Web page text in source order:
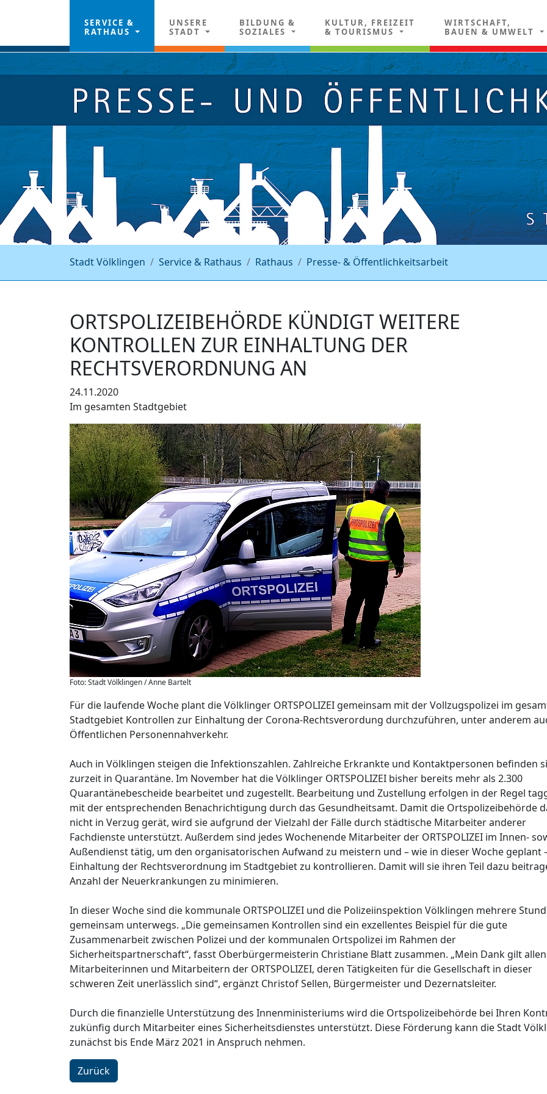
SERVICE &
RATHAUS
UNSERE
STADT
BILDUNG &
SOZIALES
KULTUR, FREIZEIT
& TOURISMUS
WIRTSCHAFT,
BAUEN & UMWELT
Stadt Völklingen Service & Rathaus Rathaus Presse- & Öffentlichkeitsarbeit
ORTSPOLIZEIBEHÖRDE KÜNDIGT WEITERE
KONTROLLEN ZUR EINHALTUNG DER
RECHTSVERORDNUNG AN
24.11.2020
Im gesamten Stadtgebiet
Foto: Stadt Völklingen / Anne Bartelt
Für die laufende Woche plant die Völklinger ORTSPOLIZEI gemeinsam mit der Vollzugspolizei im
Stadtgebiet Kontrollen zur Einhaltung der Corona-Rechtsverordung durchzuführen, unter anderem
Öffentlichen Personennahverkehr.
Auch in Völklingen steigen die Infektionszahlen. Zahlreiche Erkrankte und Kontaktpersonen befinden
zurzeit in Quarantäne. Im November hat die Völklinger ORTSPOLIZEI bisher bereits mehr als 2.300
Quarantänebescheide bearbeitet und zugestellt. Bearbeitung und Zustellung erfolgen in der Regel
mit der entsprechenden Benachrichtigung durch das Gesundheitsamt. Damit die Ortspolizeibehörde
nicht in Verzug gerät, wird sie aufgrund der Vielzahl der Fälle durch städtische Mitarbeiter anderer
Fachdienste unterstützt. Außerdem sind jedes Wochenende Mitarbeiter der ORTSPOLIZEI im Innen-
Außendienst tätig, um den organisatorischen Aufwand zu meistern und – wie in dieser Woche geplant
Einhaltung der Rechtsverordnung im Stadtgebiet zu kontrollieren. Damit will sie ihren Teil dazu
Anzahl der Neuerkrankungen zu minimieren.
In dieser Woche sind die kommunale ORTSPOLIZEI und die Polizeiinspektion Völklingen mehrere
gemeinsam unterwegs. „Die gemeinsamen Kontrollen sind ein exzellentes Beispiel für die gute
Zusammenarbeit zwischen Polizei und der kommunalen Ortspolizei im Rahmen der
Sicherheitspartnerschaft“, fasst Oberbürgermeisterin Christiane Blatt zusammen. „Mein Dank gilt allen
Mitarbeiterinnen und Mitarbeitern der ORTSPOLIZEI, deren Tätigkeiten für die Gesellschaft in dieser
schweren Zeit unerlässlich sind“, ergänzt Christof Sellen, Bürgermeister und Dezernatsleiter.
Durch die finanzielle Unterstützung des Innenministeriums wird die Ortspolizeibehörde bei Ihren
zukünfig durch Mitarbeiter eines Sicherheitsdienstes unterstützt. Diese Förderung kann die Stadt
zunächst bis Ende März 2021 in Anspruch nehmen.
Zurück